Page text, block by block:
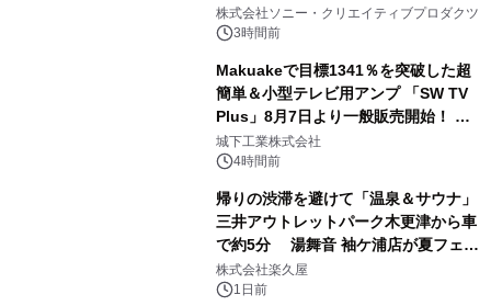
ラボレーション サウナイキタイコラ
ボグッズも発売決定！
株式会社ソニー・クリエイティブプロダクツ
3時間前
Makuakeで目標1341％を突破した超
簡単＆小型テレビ用アンプ 「SW TV
Plus」8月7日より一般販売開始！ ケ
ーブル1本つなぐだけ、テレビの音が
ぐっと豊かに
城下工業株式会社
4時間前
帰りの渋滞を避けて「温泉＆サウナ」
三井アウトレットパーク木更津から車
で約5分 湯舞音 袖ケ浦店が夏フェア
メニューを提供
株式会社楽久屋
1日前